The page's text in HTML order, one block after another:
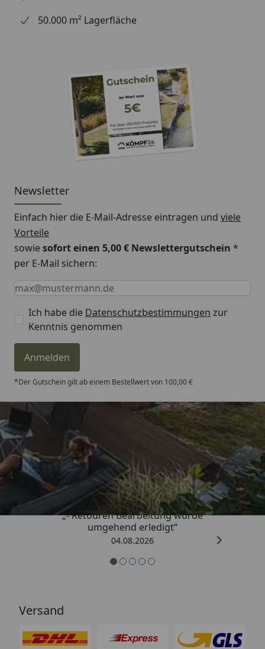
50.000 m² Lagerfläche
Newsletter
Einfach hier die E-Mail-Adresse eintragen und viele
Vorteile
sowiesofort einen 5,00 € Newslettergutschein *
per E-Mail sichern:
Keine Eingabe erforderlich
Eingabe erforderlich
E-Mail *
Ich habe die Datenschutzbestimmungen zur
Kenntnis genommen
Anmelden
*Der Gutschein gilt ab einem Bestellwert von 100,00 €
Trusted Shops
4,81/ 5
„- Retouren Bearbeitung wurde
umgehend erledigt“
04.08.2026
Versand